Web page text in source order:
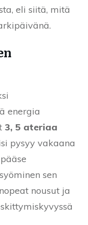
eli siitä, mitä
energia
3, 5 ateriaa
pysyy vakaana
sen
nousut ja